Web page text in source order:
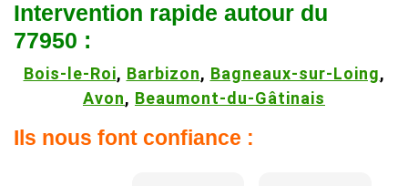
Intervention rapide autour du
77950 :
Bois-le-Roi, Barbizon, Bagneaux-sur-Loing,
Avon, Beaumont-du-Gâtinais
Ils nous font confiance :